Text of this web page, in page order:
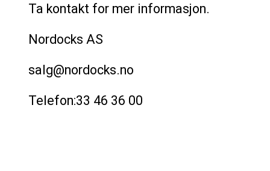
Ta kontakt for mer informasjon.
Nordocks AS
salg@nordocks.no
Telefon:33 46 36 00